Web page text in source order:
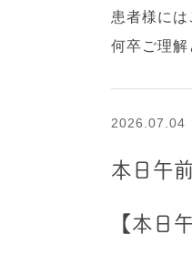
患者様には
何卒ご理解
2026.07.04
本日午
【本日